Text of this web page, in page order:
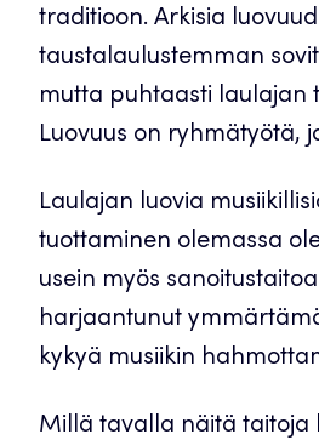
traditioon. Arkisia
taustalaulustemman
mutta puhtaasti laulajan
Luovuus on ryhmätyötä,
Laulajan luovia
tuottaminen olemassa
usein myös
harjaantunut
kykyä musiikin
Millä tavalla näitä taitoja